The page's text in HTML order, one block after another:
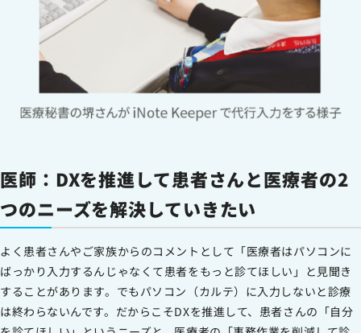
医師：DXを推進して患者さんと医療者の2
つのニーズを解決していきたい
よく患者さんやご家族からのコメントとして「医療者はパソコンに
ばっかり入力するんじゃなくて患者をもっと診てほしい」と見聞き
することがあります。でもパソコン（カルテ）に入力しないと診療
は終わらないんです。だからこそDXを推進して、患者さんの「自分